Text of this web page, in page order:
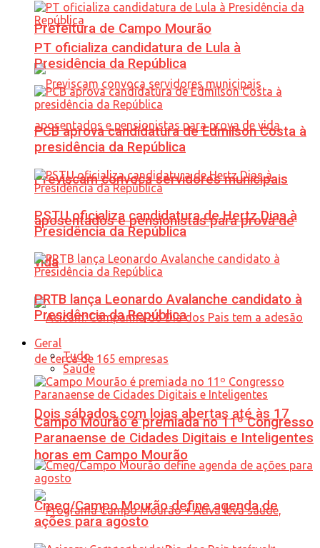
Prefeitura de Campo Mourão
Previscam convoca servidores municipais
aposentados e pensionistas para prova de
vida
Dois sábados com lojas abertas até às 17
horas em Campo Mourão
PT oficializa candidatura de Lula à
Presidência da República
PCB aprova candidatura de Edmilson Costa à
presidência da República
PSTU oficializa candidatura de Hertz Dias à
Presidência da República
PRTB lança Leonardo Avalanche candidato à
Presidência da República
Geral
Tudo
Saúde
Campo Mourão é premiada no 11º Congresso
Paranaense de Cidades Digitais e Inteligentes
Cmeg/Campo Mourão define agenda de
ações para agosto